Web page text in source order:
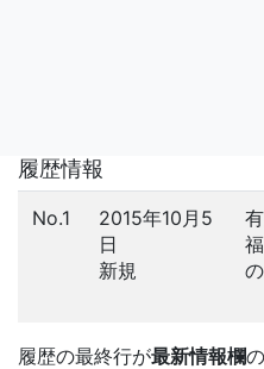
履歴情報
No.1
2015年10月5
日
新規
履歴の最終行が最新情報欄